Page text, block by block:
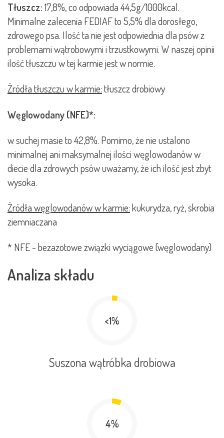
Tłuszcz:17,8%, co odpowiada 44,5g/1000kcal.
Minimalne zalecenia FEDIAF to 5,5% dla dorosłego,
zdrowego psa. Ilość ta nie jest odpowiednia dla psów z
problemami wątrobowymi i trzustkowymi. W naszej opinii
ilość tłuszczu w tej karmie jest w normie.
Źródła tłuszczu w karmie:tłuszcz drobiowy
Węglowodany (NFE)*:
w suchej masie to 42,8%. Pomimo, że nie ustalono
minimalnej ani maksymalnej ilości węglowodanów w
diecie dla zdrowych psów uważamy, że ich ilość jest zbyt
wysoka.
Źródła węglowodanów w karmie:kukurydza, ryż, skrobia
ziemniaczana
* NFE - bezazotowe związki wyciągowe (węglowodany)
Analiza składu
<1%
Suszona wątróbka drobiowa
4%